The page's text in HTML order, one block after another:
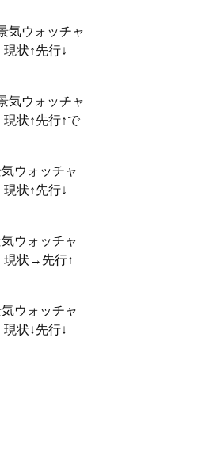
気ウォッチャ
状↑先行↓
気ウォッチャ
状↑先行↑で
ウォッチャ
状↑先行↓
ウォッチャ
現状→先行↑
ウォッチャ
状↓先行↓